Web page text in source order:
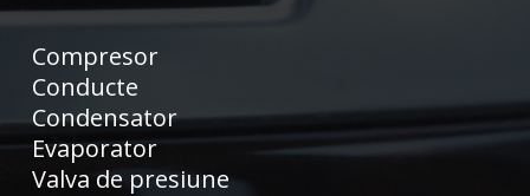
Compresor
Conducte
Condensator
Evaporator
Valva de presiune